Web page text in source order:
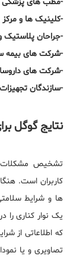
-کلینیک ها و
-جراحان
-شرکت های بیمه
-شرکت های
-سازندگان
نتایج گوگل
تشخیص مشکلات
کاربران است.
ها و شرایط
یک نوار کناری
که اطلاعاتی از
تصاویری و یا